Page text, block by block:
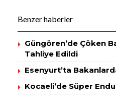
Benzer haberler
Güngören’de Çöken
Tahliye Edildi
Esenyurt’ta
Kocaeli’de Süper